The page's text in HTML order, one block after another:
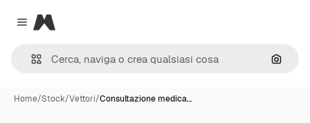
Close menu
Magnific
Cerca
Home/Stock/Vettori/Consultazione medica…